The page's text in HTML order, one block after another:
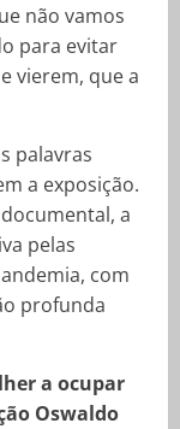
não vamos
para evitar
vierem, que a
palavras
a exposição.
a
pelas
com
profunda
a ocupar
Oswaldo